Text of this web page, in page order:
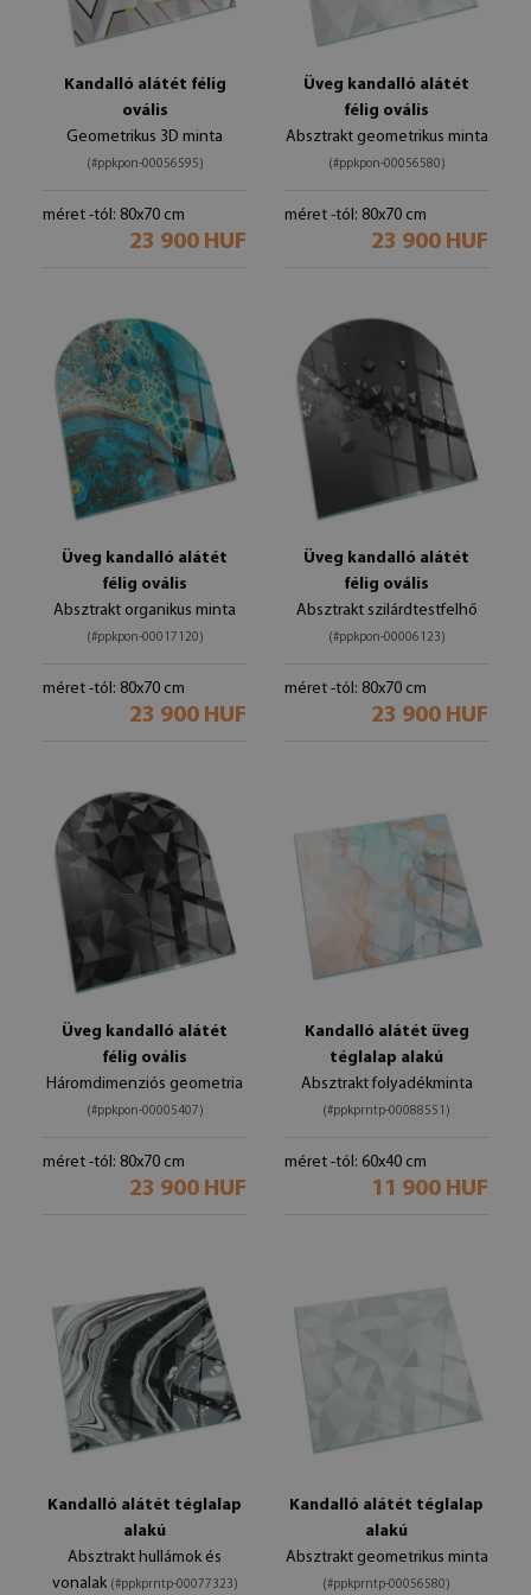
Kandalló alátét félig
ovális
Geometrikus 3D minta
(#ppkpon-00056595)
méret -tól: 80x70 cm
23 900 HUF
Üveg kandalló alátét
félig ovális
Absztrakt geometrikus minta
(#ppkpon-00056580)
méret -tól: 80x70 cm
23 900 HUF
Üveg kandalló alátét
félig ovális
Absztrakt organikus minta
(#ppkpon-00017120)
méret -tól: 80x70 cm
23 900 HUF
Üveg kandalló alátét
félig ovális
Absztrakt szilárdtestfelhő
(#ppkpon-00006123)
méret -tól: 80x70 cm
23 900 HUF
Üveg kandalló alátét
félig ovális
Háromdimenziós geometria
(#ppkpon-00005407)
méret -tól: 80x70 cm
23 900 HUF
Kandalló alátét üveg
téglalap alakú
Absztrakt folyadékminta
(#ppkprntp-00088551)
méret -tól: 60x40 cm
11 900 HUF
Kandalló alátét téglalap
alakú
Absztrakt hullámok és
vonalak (#ppkprntp-00077323)
Kandalló alátét téglalap
alakú
Absztrakt geometrikus minta
(#ppkprntp-00056580)